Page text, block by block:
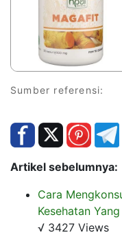
Sumber referensi:
Artikel sebelumnya:
Cara
Kesehatan
√ 3427 Views